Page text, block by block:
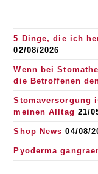
5 Dinge, die ich
02/08/2026
Wenn bei
die Betroffenen
Stomaversorgung
meinen Alltag 21/
Shop News 04/08/
Pyoderma